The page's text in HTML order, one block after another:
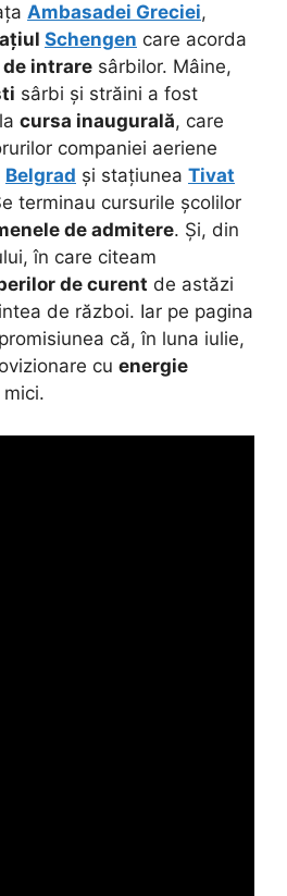
Ambasadei Greciei,
Schengen care acorda
intrare sârbilor. Mâine,
sârbi și străini a fost
cursa inaugurală, care
companiei aeriene
Belgrad și stațiunea Tivat
terminau cursurile școlilor
de admitere. Și, din
în care citeam
de curent de astăzi
de război. Iar pe pagina
că, în luna iulie,
cu energie